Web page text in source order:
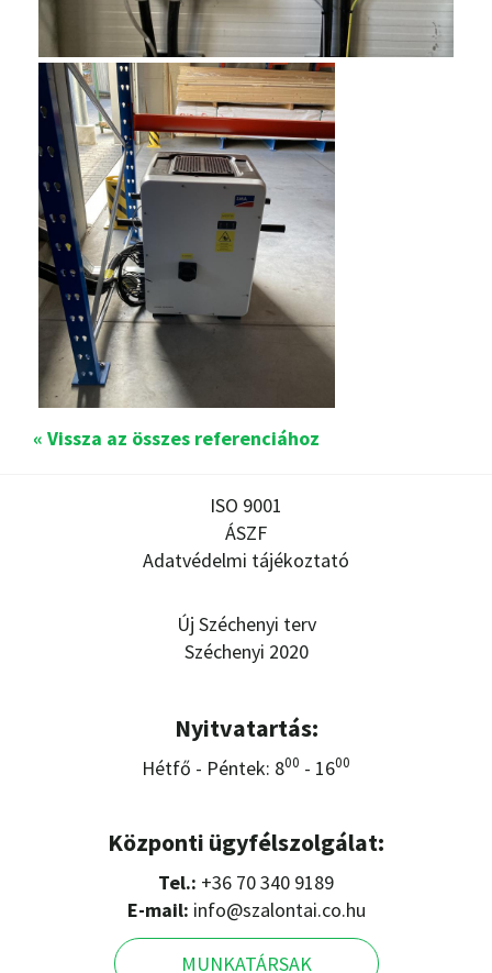
« Vissza az összes referenciához
ISO 9001
ÁSZF
Adatvédelmi tájékoztató
Új Széchenyi terv
Széchenyi 2020
Nyitvatartás:
Hétfő - Péntek: 800 - 1600
Központi ügyfélszolgálat:
Tel.: +36 70 340 9189
E-mail: info@szalontai.co.hu
MUNKATÁRSAK